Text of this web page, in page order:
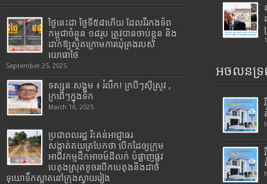
ថ្ងៃនេះជា ថ្ងៃទី៥៨ហើយ ដែលវីរកងទ័ព
កម្ពុជាចំនួន ១៨រូប ត្រូវបានចាប់ខ្លួន និង
ដាក់ឱ្យស្ថិតក្រោមការឃុំគ្រងរបស់
យោធាថៃ
September 25, 2025
ទស្សនៈសង្គម ៖ រំលឹក! ក្របីៗស៊ីស្រូវ ,
ក្រពើៗក្នុងទឹក
March 16, 2025
ប្រជាពលរដ្ឋ រិះគន់អាជ្ញាធរ
សង្កាត់គយត្របែកថា បើកដៃឲ្យក្រុម
អាជីវកម្មដឹកអាចម៍ដីលក់ បំផ្លាញផ្លូវ
បេតុងស្រុតខូចរបើកបេតុងនិងដាច់
ទុយោទឹកស្អាតនៅក្រុងស្វាយរៀង
អចលនទ្រ